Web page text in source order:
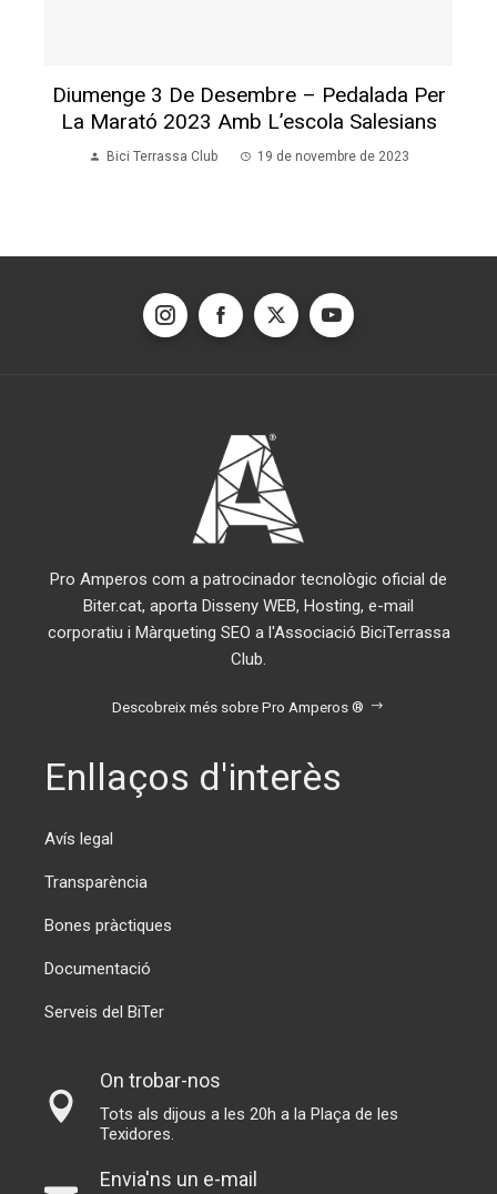
Diumenge 3 De Desembre – Pedalada Per
La Marató 2023 Amb L’escola Salesians
Bici Terrassa Club 19 de novembre de 2023
Pro Amperos com a patrocinador tecnològic oficial de
Biter.cat, aporta Disseny WEB, Hosting, e-mail
corporatiu i Màrqueting SEO a l'Associació BiciTerrassa
Club.
Descobreix més sobre Pro Amperos ®
Enllaços d'interès
Avís legal
Transparència
Bones pràctiques
Documentació
Serveis del BiTer
On trobar-nos
Tots als dijous a les 20h a la Plaça de les
Texidores.
Envia'ns un e-mail